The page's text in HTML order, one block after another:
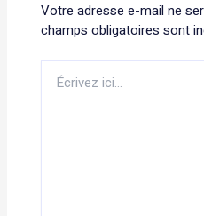
Votre adresse e-mail ne
champs obligatoires sont
Écrivez
ici…